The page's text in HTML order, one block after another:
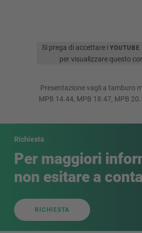
Si prega di accettare iYOUTUBE
per visualizzare questo
Presentazione vagli a tamburo
MPB 14.44, MPB 18.47, MPB
Richiesta
Per maggiori
non esitare a
RICHIESTA